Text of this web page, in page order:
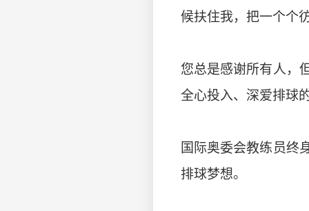
候扶住我，把一个个
您总是感谢所有人，
全心投入、深爱排球
国际奥委会教练员终
排球梦想。